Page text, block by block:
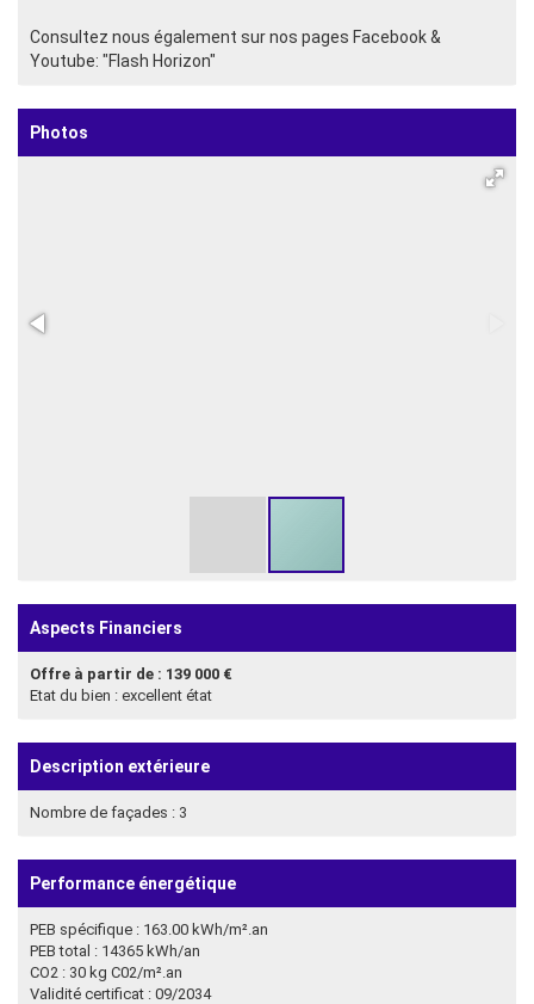
Consultez nous également sur nos pages Facebook &
Youtube: "Flash Horizon"
Photos
Aspects Financiers
Offre à partir de : 139 000 €
Etat du bien : excellent état
Description extérieure
Nombre de façades : 3
Performance énergétique
PEB spécifique : 163.00 kWh/m².an
PEB total : 14365 kWh/an
CO2 : 30 kg C02/m².an
Validité certificat : 09/2034